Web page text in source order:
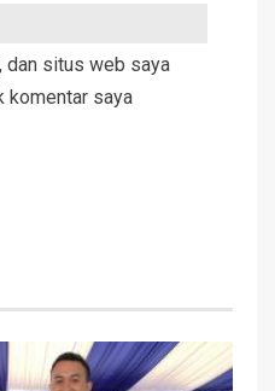
dan situs web saya
komentar saya